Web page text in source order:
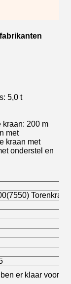
5,0 t
kraan: 200 m
met
kraan met
onderstel en
Torenkraan
er klaar voor.57